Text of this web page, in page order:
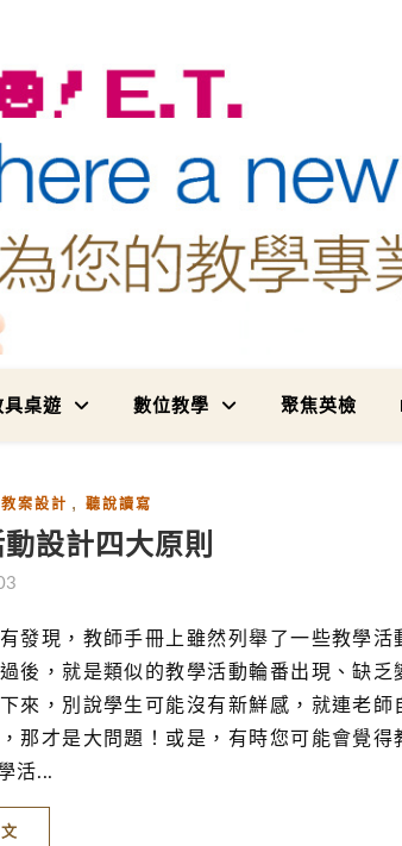
具桌遊 數位教學 聚焦英檢
教案設計 , 聽說讀寫
設計四大原則
發現，教師手冊上雖然列舉了一些教學活
後，就是類似的教學活動輪番出現、缺乏
來，別說學生可能沒有新鮮感，就連老師
那才是大問題！或是，有時您可能會覺得
活...